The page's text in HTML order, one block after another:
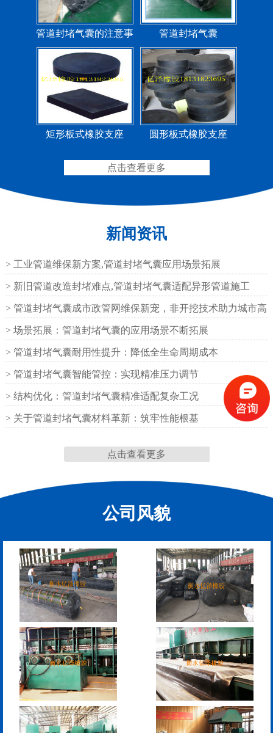
管道封堵气囊的注意事
项
管道封堵气囊
矩形板式橡胶支座 圆形板式橡胶支座
圆形四氟板橡胶支座
矩形四氟板滑动橡胶支
铁路盆式支座 公路盆式橡胶支座
缝
缝
RG型桥梁伸缩缝
D40、60、80型桥梁伸
缩缝
点击查看更多
新闻资讯
> 工业管道维保新方案,管道封堵气囊应用场景拓展
> 新旧管道改造封堵难点,管道封堵气囊适配异形管道施工
> 管道封堵气囊成市政管网维保新宠，非开挖技术助力城市高
效运
> 场景拓展：管道封堵气囊的应用场景不断拓展
> 管道封堵气囊耐用性提升：降低全生命周期成本
> 管道封堵气囊智能管控：实现精准压力调节
> 结构优化：管道封堵气囊精准适配复杂工况
> 关于管道封堵气囊材料革新：筑牢性能根基
点击查看更多
公司风貌